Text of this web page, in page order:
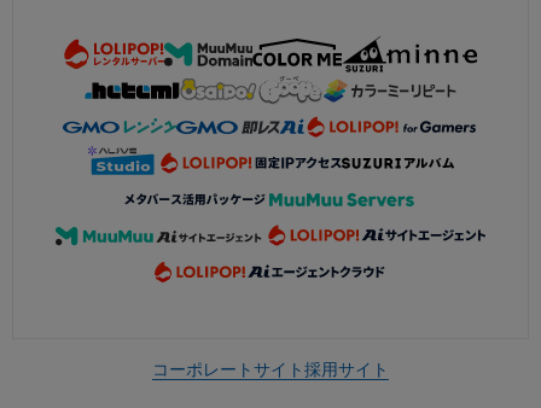
コーポレートサイト採用サイト